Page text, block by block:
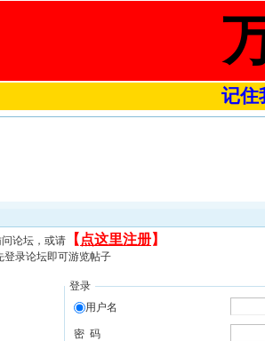
记住
论坛，或请 【 点这里注册】
登录论坛即可游览帖子
登录
用户名
密 码